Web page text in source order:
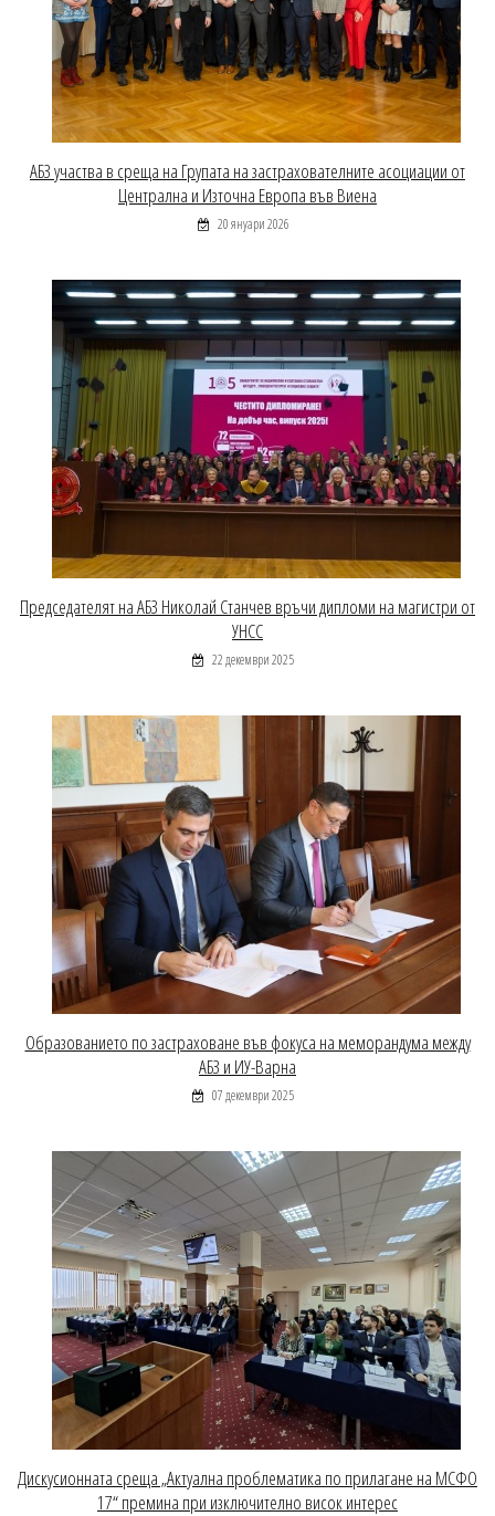
АБЗ участва в среща на Групата на застрахователните асоциации от
Централна и Източна Европа във Виена
20 януари 2026
Председателят на АБЗ Николай Станчев връчи дипломи на магистри от
УНСС
22 декември 2025
Образованието по застраховане във фокуса на меморандума между
АБЗ и ИУ-Варна
07 декември 2025
Дискусионната среща „Актуална проблематика по прилагане на МСФО
17“ премина при изключително висок интерес